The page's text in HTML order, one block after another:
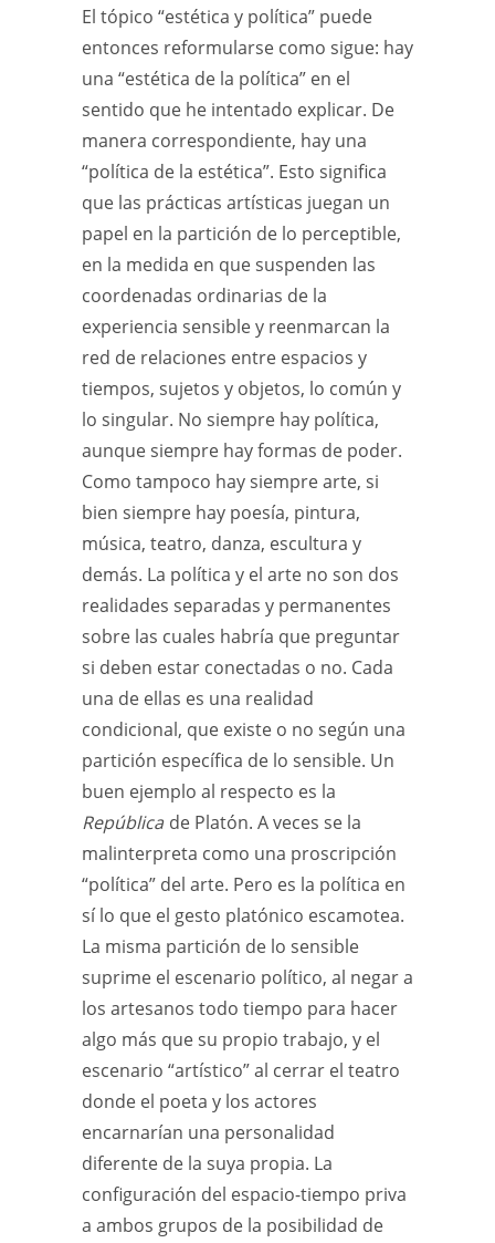
El tópico “estética y política” puede
entonces reformularse como sigue: hay
una “estética de la política” en el
sentido que he intentado explicar. De
manera correspondiente, hay una
“política de la estética”. Esto significa
que las prácticas artísticas juegan un
papel en la partición de lo perceptible,
en la medida en que suspenden las
coordenadas ordinarias de la
experiencia sensible y reenmarcan la
red de relaciones entre espacios y
tiempos, sujetos y objetos, lo común y
lo singular. No siempre hay política,
aunque siempre hay formas de poder.
Como tampoco hay siempre arte, si
bien siempre hay poesía, pintura,
música, teatro, danza, escultura y
demás. La política y el arte no son dos
realidades separadas y permanentes
sobre las cuales habría que preguntar
si deben estar conectadas o no. Cada
una de ellas es una realidad
condicional, que existe o no según una
partición específica de lo sensible. Un
buen ejemplo al respecto es la
República de Platón. A veces se la
malinterpreta como una proscripción
“política” del arte. Pero es la política en
sí lo que el gesto platónico escamotea.
La misma partición de lo sensible
suprime el escenario político, al negar a
los artesanos todo tiempo para hacer
algo más que su propio trabajo, y el
escenario “artístico” al cerrar el teatro
donde el poeta y los actores
encarnarían una personalidad
diferente de la suya propia. La
configuración del espacio-tiempo priva
a ambos grupos de la posibilidad de